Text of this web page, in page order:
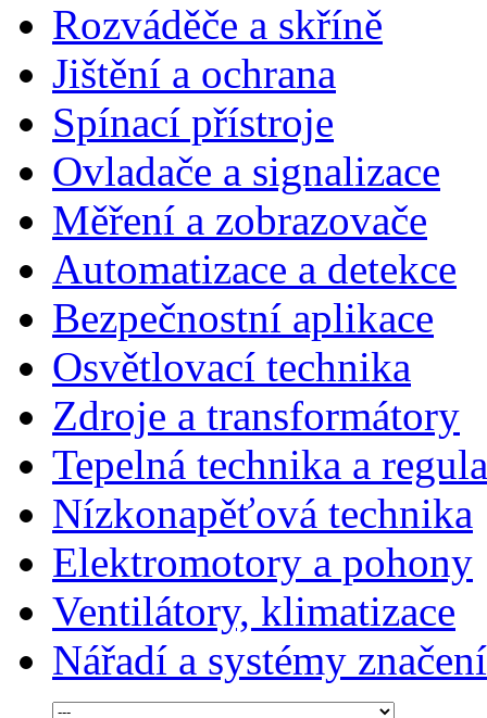
Rozváděče a skříně
Jištění a ochrana
Spínací přístroje
Ovladače a signalizace
Měření a zobrazovače
Automatizace a detekce
Bezpečnostní aplikace
Osvětlovací technika
Zdroje a transformátory
Tepelná technika a
Nízkonapěťová technika
Elektromotory a pohony
Ventilátory, klimatizace
Nářadí a systémy značení